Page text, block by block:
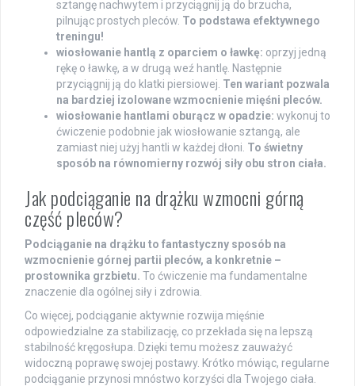
sztangę nachwytem i przyciągnij ją do brzucha,
pilnując prostych pleców. To podstawa efektywnego
treningu!
wiosłowanie hantlą z oparciem o ławkę: oprzyj jedną
rękę o ławkę, a w drugą weź hantlę. Następnie
przyciągnij ją do klatki piersiowej. Ten wariant pozwala
na bardziej izolowane wzmocnienie mięśni pleców.
wiosłowanie hantlami oburącz w opadzie: wykonuj to
ćwiczenie podobnie jak wiosłowanie sztangą, ale
zamiast niej użyj hantli w każdej dłoni. To świetny
sposób na równomierny rozwój siły obu stron ciała.
Jak podciąganie na drążku wzmocni górną
część pleców?
Podciąganie na drążku to fantastyczny sposób na
wzmocnienie górnej partii pleców, a konkretnie –
prostownika grzbietu. To ćwiczenie ma fundamentalne
znaczenie dla ogólnej siły i zdrowia.
Co więcej, podciąganie aktywnie rozwija mięśnie
odpowiedzialne za stabilizację, co przekłada się na lepszą
stabilność kręgosłupa. Dzięki temu możesz zauważyć
widoczną poprawę swojej postawy. Krótko mówiąc, regularne
podciąganie przynosi mnóstwo korzyści dla Twojego ciała.